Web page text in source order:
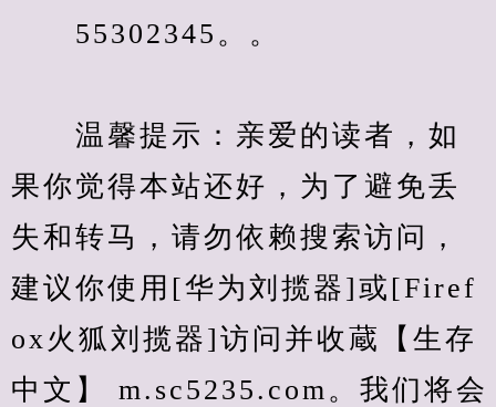
55302345。。
温馨提示：亲爱的读者，如
果你觉得本站还好，为了避免丢
失和转马，请勿依赖搜索访问，
建议你使用[华为刘揽器]或[Firef
ox火狐刘揽器]访问并收蔵【生存
中文】 m.sc5235.com。我们将会